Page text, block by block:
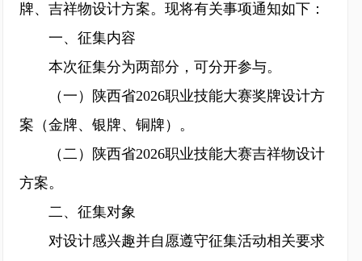
牌、吉祥物设计方案。现将有关事项通知如下：
一、征集内容
本次征集分为两部分，可分开参与。
（一）陕西省2026职业技能大赛奖牌设计方
案（金牌、银牌、铜牌）。
（二）陕西省2026职业技能大赛吉祥物设计
方案。
二、征集对象
对设计感兴趣并自愿遵守征集活动相关要求